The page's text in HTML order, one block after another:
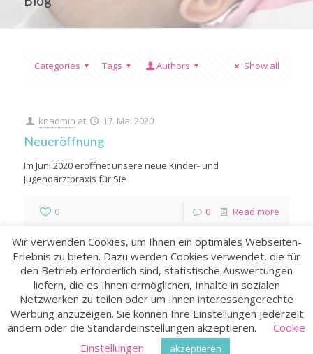
Categories Tags Authors Show all
knadmin at 17. Mai 2020
Neueröffnung
Im Juni 2020 eröffnet unsere neue Kinder- und
Jugendarztpraxis für Sie
0 0 Read more
© 2021 Privatpraxis für Kinder- und Jugendmedizin Dr. med.
Nicole Kromschröder |
Impressum|
Wir verwenden Cookies, um Ihnen ein optimales Webseiten-
Erlebnis zu bieten. Dazu werden Cookies verwendet, die für
den Betrieb erforderlich sind, statistische Auswertungen
liefern, die es Ihnen ermöglichen, Inhalte in sozialen
Netzwerken zu teilen oder um Ihnen interessengerechte
Werbung anzuzeigen. Sie können Ihre Einstellungen jederzeit
ändern oder die Standardeinstellungen akzeptieren.
Cookie
Einstellungen
akzeptieren